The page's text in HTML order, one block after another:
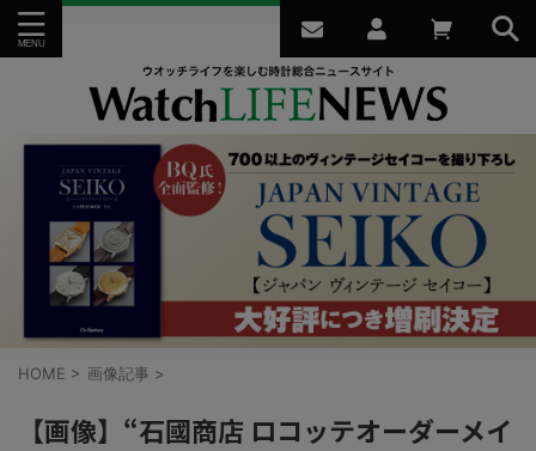
HOME > 画像記事 >
【画像】“石國商店 ロコッテオーダーメイ